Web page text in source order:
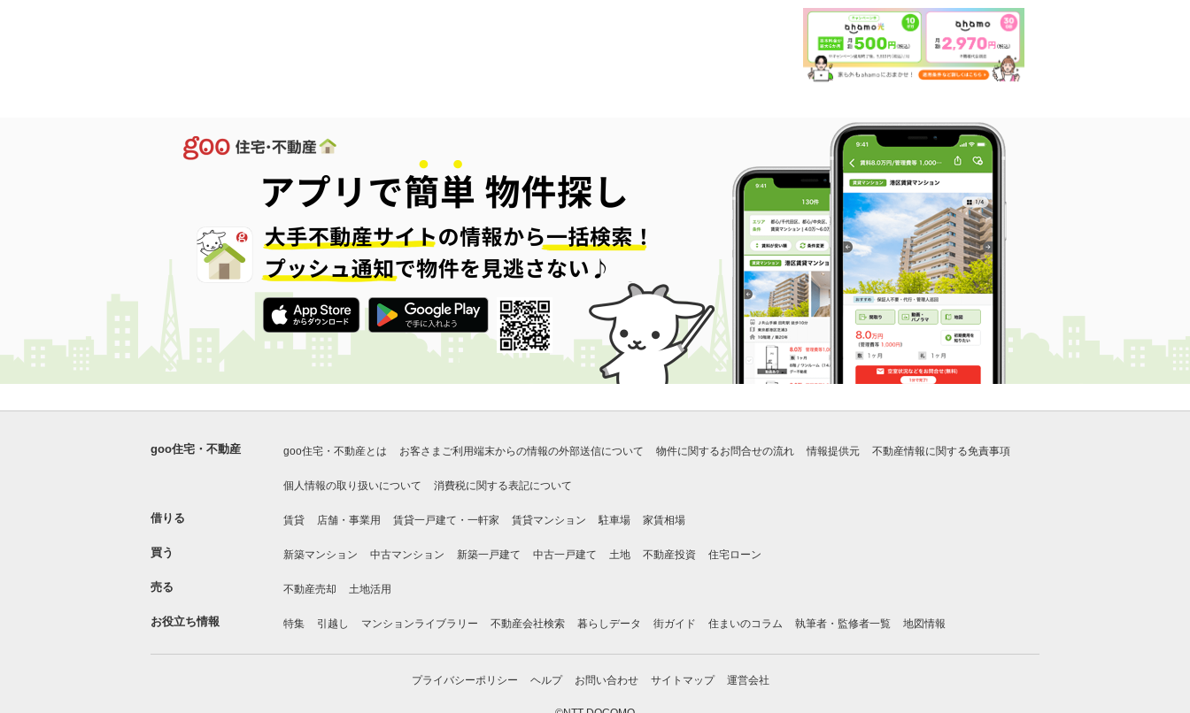
goo住宅・不動産 goo住宅・不動産とは お客さまご利用端末からの情報の外部送信について 物件に関するお問合せの流れ 情報提供元 不動産情報に関する免責事項
個人情報の取り扱いについて 消費税に関する表記について
借りる 賃貸 店舗・事業用 賃貸一戸建て・一軒家 賃貸マンション 駐車場 家賃相場
買う 新築マンション 中古マンション 新築一戸建て 中古一戸建て 土地 不動産投資 住宅ローン
売る 不動産売却 土地活用
お役立ち情報 特集 引越し マンションライブラリー 不動産会社検索 暮らしデータ 街ガイド 住まいのコラム 執筆者・監修者一覧 地図情報
プライバシーポリシー ヘルプ お問い合わせ サイトマップ 運営会社